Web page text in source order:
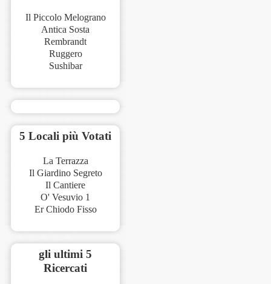
Il Piccolo Melograno
Antica Sosta
Rembrandt
Ruggero
Sushibar
5 Locali più Votati
La Terrazza
Il Giardino Segreto
Il Cantiere
O' Vesuvio 1
Er Chiodo Fisso
gli ultimi 5
Ricercati